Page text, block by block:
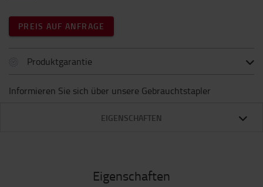
PREIS AUF ANFRAGE
Produktgarantie
Informieren Sie sich über unsere Gebrauchtstapler
EIGENSCHAFTEN
Eigenschaften